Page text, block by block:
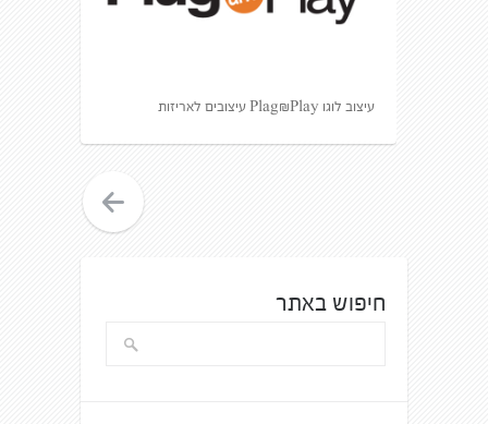
עיצוב לוגו Plag&Play עיצובים לאריזות
חיפוש באתר